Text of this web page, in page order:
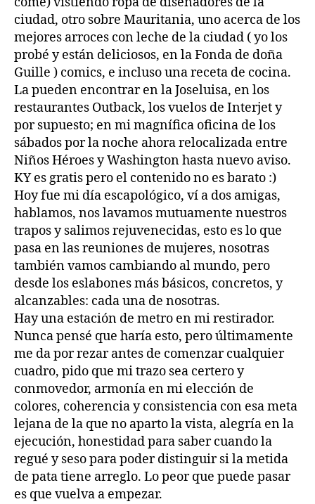
ciudad, otro sobre Mauritania, uno acerca de los
mejores arroces con leche de la ciudad ( yo los
probé y están deliciosos, en la Fonda de doña
Guille ) comics, e incluso una receta de cocina.
La pueden encontrar en la Joseluisa, en los
restaurantes Outback, los vuelos de Interjet y
por supuesto; en mi magnífica oficina de los
sábados por la noche ahorarelocalizada entre
Niños Héroes y Washington hasta nuevo aviso.
KY es gratis pero el contenido no es barato :)
Hoy fue mi día escapológico, ví a dos amigas,
hablamos, nos lavamos mutuamente nuestros
trapos y salimos rejuvenecidas, esto es lo que
pasa en las reuniones de mujeres, nosotras
también vamos cambiando al mundo, pero
desde los eslabones más básicos, concretos, y
alcanzables: cada una de nosotras.
Hay una estación de metro en mi restirador.
Nunca pensé que haría esto, pero últimamente
me da por rezar antes de comenzar cualquier
cuadro, pido que mi trazo sea certero y
conmovedor, armonía en mi elección de
colores, coherencia y consistencia con esa meta
lejana de la que no aparto la vista, alegría en la
ejecución, honestidad para saber cuando la
regué y seso para poder distinguir si la metida
de pata tiene arreglo. Lo peor que puede pasar
es que vuelva a empezar.